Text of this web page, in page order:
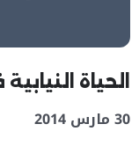
الحياة
30 مارس 2014